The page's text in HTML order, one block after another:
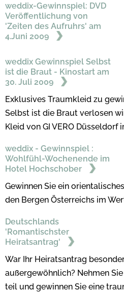
weddix-Gewinnspiel: DVD
Veröffentlichung von
'Zeiten des Aufruhrs' am
4.Juni 2009
weddix Gewinnspiel Selbst
ist die Braut - Kinostart am
30. Juli 2009
Exklusives Traumkleid zu
Selbst ist die Braut verlosen
Kleid von GI VERO Düsseldorf
weddix - Gewinnspiel :
Wohlfühl-Wochenende im
Hotel Hochschober
Gewinnen Sie ein
den Bergen Österreichs im
Deutschlands
'Romantischster
Heiratsantrag'
War Ihr Heiratsantrag
außergewöhnlich? Nehmen
teil und gewinnen Sie eine